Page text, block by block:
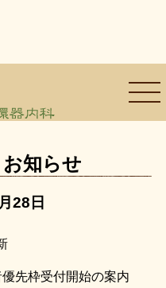
28日
先枠受付開始の案内